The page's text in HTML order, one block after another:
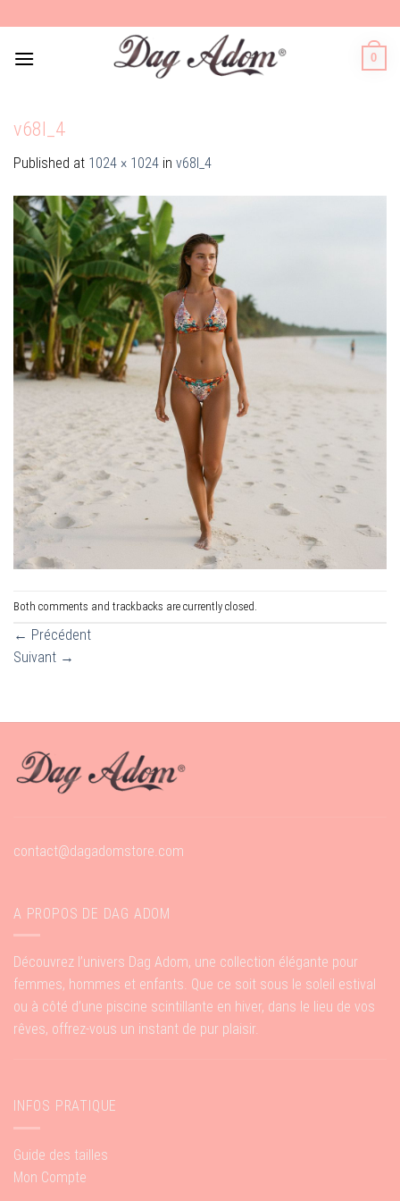
to
content
0
v68l_4
Published at 1024 × 1024 in v68l_4
Both comments and trackbacks are currently closed.
← Précédent
Suivant →
contact@dagadomstore.com
A PROPOS DE DAG ADOM
Découvrez l’univers Dag Adom, une collection élégante pour
femmes, hommes et enfants. Que ce soit sous le soleil estival
ou à côté d’une piscine scintillante en hiver, dans le lieu de vos
rêves, offrez-vous un instant de pur plaisir.
INFOS PRATIQUE
Guide des tailles
Mon Compte